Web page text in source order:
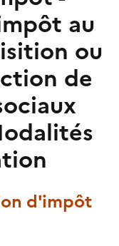
au
ou
de
d'impôt